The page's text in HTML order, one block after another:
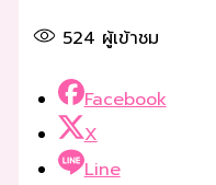
524 ผู้เข้าชม
Facebook
X
Line